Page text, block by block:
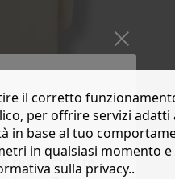
redirected to
il corretto
per offrire servizi adatti
in base al tuo
in qualsiasi momento e
sulla privacy..